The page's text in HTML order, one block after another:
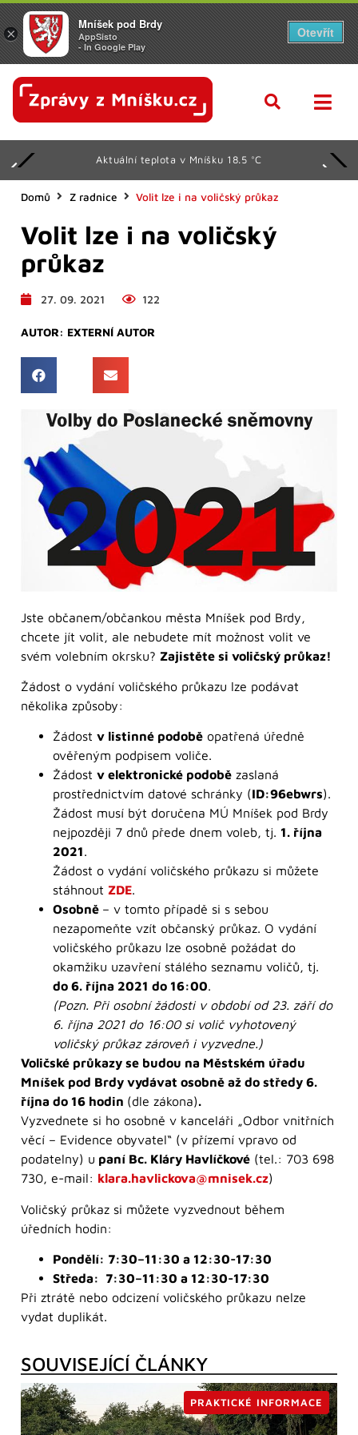
Aktuální teplota v Mníšku 18.5 °C
Domů Z radnice Volit lze i na voličský průkaz
Volit lze i na voličský
průkaz
27. 09. 2021 122
AUTOR: EXTERNÍ AUTOR
Jste občanem/občankou města Mníšek pod Brdy,
chcete jít volit, ale nebudete mít možnost volit ve
svém volebním okrsku? Zajistěte si voličský průkaz!
Žádost o vydání voličského průkazu lze podávat
několika způsoby:
Žádost v listinné podobě opatřená úředně
ověřeným podpisem voliče.
Žádost v elektronické podobě zaslaná
prostřednictvím datové schránky (ID:96ebwrs).
Žádost musí být doručena MÚ Mníšek pod Brdy
nejpozději 7 dnů přede dnem voleb, tj. 1. října
2021.
Žádost o vydání voličského průkazu si můžete
stáhnout ZDE.
Osobně – v tomto případě si s sebou
nezapomeňte vzít občanský průkaz. O vydání
voličského průkazu lze osobně požádat do
okamžiku uzavření stálého seznamu voličů, tj.
do 6. října 2021 do 16:00.
(Pozn. Při osobní žádosti v období od 23. září do
6. října 2021 do 16:00 si volič vyhotovený
voličský průkaz zároveň i vyzvedne.)
Voličské průkazy se budou na Městském úřadu
Mníšek pod Brdy vydávat osobně až do středy 6.
října do 16 hodin (dle zákona).
Vyzvednete si ho osobně v kanceláři „Odbor vnitřních
věcí – Evidence obyvatel“ (v přízemí vpravo od
podatelny) u paní Bc. Kláry Havlíčkové (tel.: 703 698
730, e-mail: klara.havlickova@mnisek.cz)
Voličský průkaz si můžete vyzvednout během
úředních hodin:
Pondělí: 7:30–11:30 a 12:30-17:30
Středa: 7:30–11:30 a 12:30-17:30
Při ztrátě nebo odcizení voličského průkazu nelze
vydat duplikát.
SOUVISEJÍCÍ ČLÁNKY
PRAKTICKÉ INFORMACE
×
Mníšek pod Brdy
AppSisto
- In Google Play
Otevřít